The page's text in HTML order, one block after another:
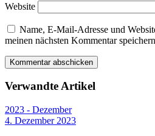
Website
Name, E-Mail-Adresse und
meinen nächsten Kommentar
Verwandte Artikel
2023 - Dezember
4. Dezember 2023